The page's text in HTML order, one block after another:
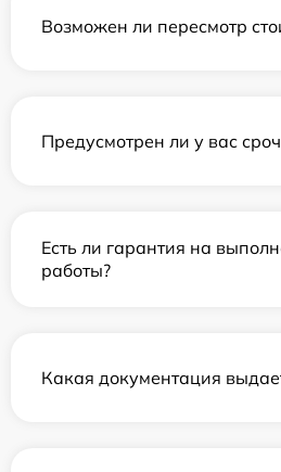
Возможен ли пересмотр
Предусмотрен ли у вас
Есть ли гарантия на
работы?
Какая документация